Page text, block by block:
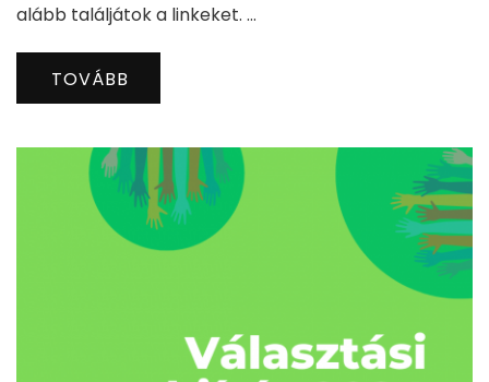
alább találjátok a linkeket. …
TOVÁBB